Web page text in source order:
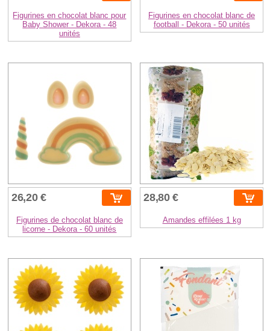
Figurines en chocolat blanc pour
Baby Shower - Dekora - 48
unités
Figurines en chocolat blanc de
football - Dekora - 50 unités
26,20 €
Figurines de chocolat blanc de
licorne - Dekora - 60 unités
28,80 €
Amandes effilées 1 kg